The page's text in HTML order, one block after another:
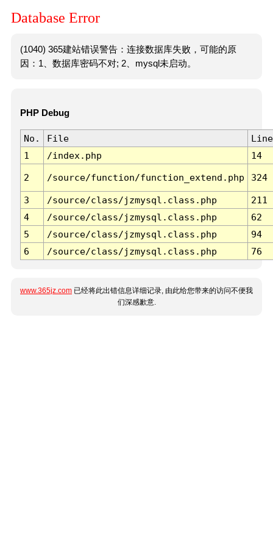
Database Error
(1040) 365建站错误警告：连接数据库失败，可能的原
因：1、数据库密码不对; 2、mysql未启动。
PHP Debug
No. File
Line
1
/index.php 14
2 /source/function/function_extend.php 324
3 /source/class/jzmysql.class.php
211
4
/source/class/jzmysql.class.php
62
5
/source/class/jzmysql.class.php
94
6
/source/class/jzmysql.class.php 76
www.365jz.com 已经将此出错信息详细记录, 由此给您带来的访问不便我
们深感歉意.